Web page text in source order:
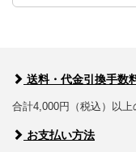
送料・代金引換手数
合計4,000円（税込）以
お支払い方法